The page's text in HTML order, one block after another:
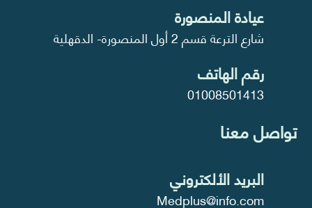
تواصل معنا
البريد الألكتروني
Medplus@info.com
عيادة المنصورة
شارع الترعة قسم 2 أول المنصورة- الدقهلية
رقم الهاتف
01008501413